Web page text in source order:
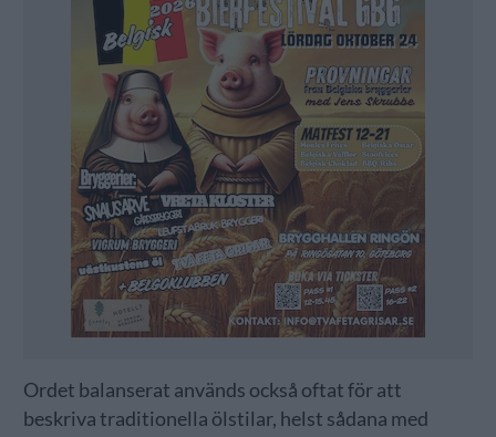
Ordet balanserat används också oftat för att
beskriva traditionella ölstilar, helst sådana med